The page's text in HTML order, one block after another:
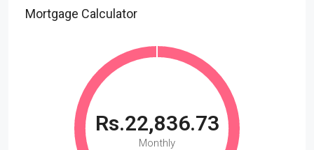
Mortgage Calculator
Rs.22,836.73
Monthly